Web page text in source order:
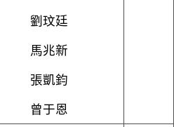
劉玟廷
馬兆新
張凱鈞
曾于恩